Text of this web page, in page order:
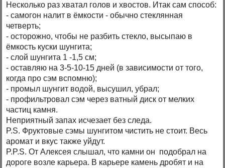
Несколько раз хватал голов и хвостов. Итак сам способ:
- самогон налит в ёмкости - обычно стеклянная
четверть;
- осторожно, чтобы не разбить стекло, высыпаю в
ёмкость куски шунгита;
- слой шунгита 1 -1,5 см;
- оставляю на 3-5-10-15 дней (в зависимости от того,
когда про сэм вспомню);
- промыл шунгит водой, высушил, убрал;
- профильтровал сэм через ватный диск от мелких
частиц камня.
Неприятный запах исчезает без следа.
P.S. Фруктовые сэмы шунгитом чистить не стоит. Весь
аромат и вкус также уйдут.
P.P.S. От Алексея слышал, что камни он подобрал на
дороге возле карьера. В карьере камень дробят и на